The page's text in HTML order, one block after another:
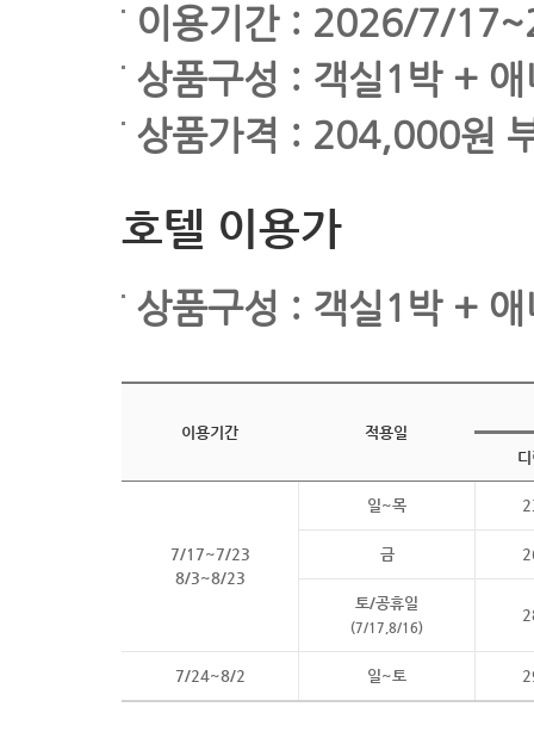
이용기간 : 2026/7/
상품구성 : 객실1박 +
상품가격 : 204,000원
호텔 이용가
상품구성 : 객실1박 +
이용기간
적용일
7/17~7/23
8/3~8/23
일~목
금
토/공휴일
(7/17,8/16)
7/24~8/2 일~토